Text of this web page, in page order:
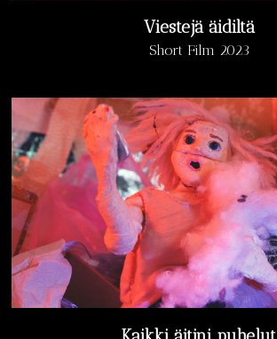
Viestejä äidiltä
Short Film 2023